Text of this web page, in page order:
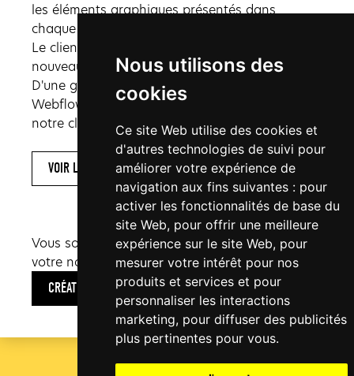
Nous utilisons des
cookies
Ce site Web utilise des cookies et
d'autres technologies de suivi pour
améliorer votre expérience de
navigation aux fins suivantes : pour
activer les fonctionnalités de base du
site Web, pour offrir une meilleure
expérience sur le site Web, pour
mesurer votre intérêt pour nos
produits et services et pour
personnaliser les interactions
marketing, pour diffuser des publicités
plus pertinentes pour vous.
les éléments graphiques présentés dans
chaque fiche talent.
Le client doit aussi pouvoir intégrer de
nouveaux talents en toute autonomie.
D'une grande facilité de prise en main, le CMS
Webflow a été configuré sur-mesure pour que
notre client puisse faire ça.
VOIR LE SITE
Vous souhaitez en savoir plus sur la création de
votre nouveau site internet ?
CRÉATION WEB